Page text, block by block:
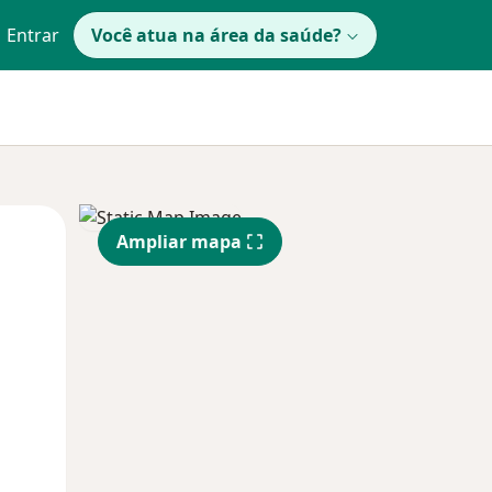
Entrar Você atua na área da saúde?
Sáb,
15 Ago
Dom,
16 Ago
Ampliar mapa